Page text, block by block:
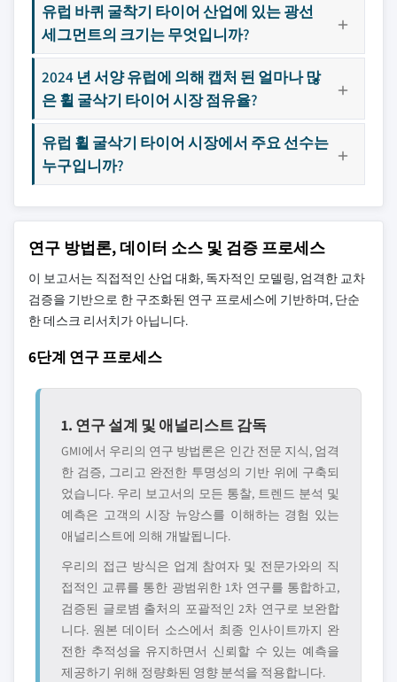
유럽 바퀴 굴착기 타이어 산업에 있는 광선
세그먼트의 크기는 무엇입니까?
2024 년 서양 유럽에 의해 캡처 된 얼마나 많
은 휠 굴삭기 타이어 시장 점유율?
유럽 휠 굴삭기 타이어 시장에서 주요 선수는
누구입니까?
연구 방법론, 데이터 소스 및 검증 프로세스
이 보고서는 직접적인 산업 대화, 독자적인 모델링, 엄격한 교차
검증을 기반으로 한 구조화된 연구 프로세스에 기반하며, 단순
한 데스크 리서치가 아닙니다.
6단계 연구 프로세스
1. 연구 설계 및 애널리스트 감독
GMI에서 우리의 연구 방법론은 인간 전문 지식, 엄격
한 검증, 그리고 완전한 투명성의 기반 위에 구축되
었습니다. 우리 보고서의 모든 통찰, 트렌드 분석 및
예측은 고객의 시장 뉴앙스를 이해하는 경험 있는
애널리스트에 의해 개발됩니다.
우리의 접근 방식은 업계 참여자 및 전문가와의 직
접적인 교류를 통한 광범위한 1차 연구를 통합하고,
검증된 글로볌 출처의 포괄적인 2차 연구로 보완합
니다. 원본 데이터 소스에서 최종 인사이트까지 완
전한 추적성을 유지하면서 신뢰할 수 있는 예측을
제공하기 위해 정량화된 영향 분석을 적용합니다.